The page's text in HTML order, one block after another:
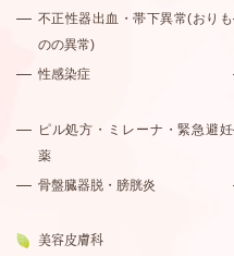
不正性器出血・帯下異常(おりも
のの異常)
性感染症
ピル処方・ミレーナ・緊急避妊
薬
骨盤臓器脱・膀胱炎
美容皮膚科